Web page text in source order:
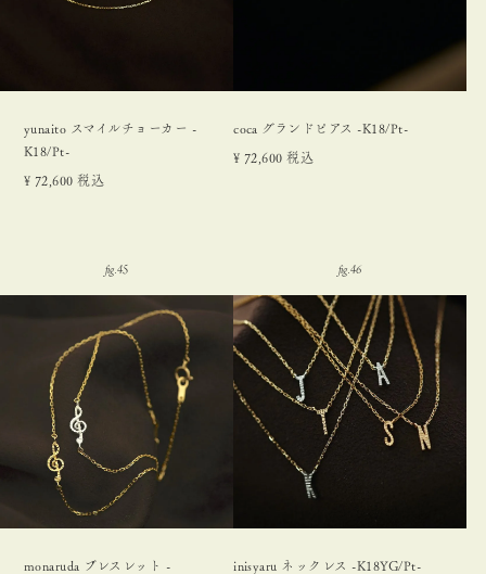
yunaito スマイルチョーカー -
K18/Pt-
¥ 72,600 税込
coca グランドピアス -K18/Pt-
¥ 72,600 税込
monaruda ブレスレット -
inisyaru ネックレス -K18YG/Pt-